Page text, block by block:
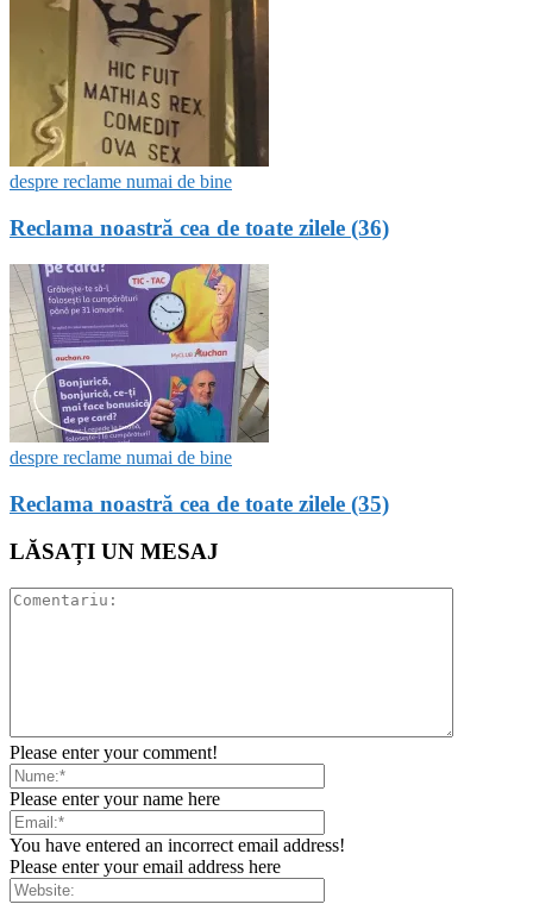
despre reclame numai de bine
Reclama noastră cea de toate zilele (36)
despre reclame numai de bine
Reclama noastră cea de toate zilele (35)
LĂSAȚI UN MESAJ
Please enter your comment!
Please enter your name here
You have entered an incorrect email address!
Please enter your email address here